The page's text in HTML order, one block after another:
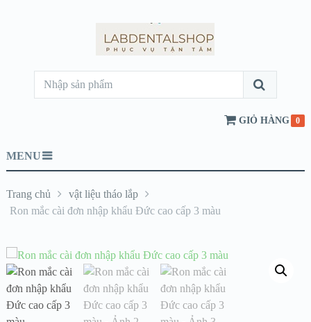
GIỎ HÀNG 0
MENU
Trang chủ
vật liệu tháo lắp
Ron mắc cài đơn nhập khẩu Đức cao cấp 3 màu